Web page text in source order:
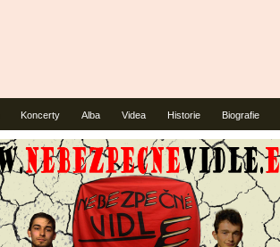
Koncerty Alba Videa Historie Biografie